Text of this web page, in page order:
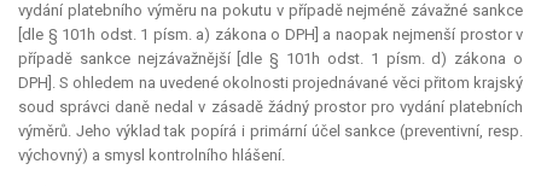
vydání platebního výměru na pokutu v případě nejméně závažné sankce
[dle § 101h odst. 1 písm. a) zákona o DPH] a naopak nejmenší prostor v
případě sankce nejzávažnější [dle § 101h odst. 1 písm. d) zákona o
DPH]. S ohledem na uvedené okolnosti projednávané věci přitom krajský
soud správci daně nedal v zásadě žádný prostor pro vydání platebních
výměrů. Jeho výklad tak popírá i primární účel sankce (preventivní, resp.
výchovný) a smysl kontrolního hlášení.